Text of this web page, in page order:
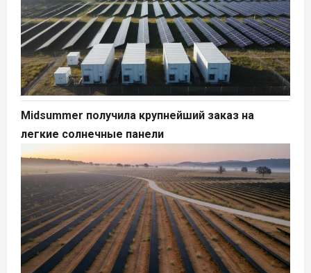
Midsummer получила крупнейший заказ на
легкие солнечные панели